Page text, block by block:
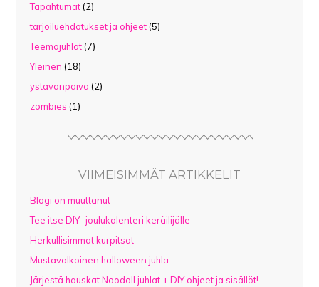
Tapahtumat (2)
tarjoiluehdotukset ja ohjeet (5)
Teemajuhlat (7)
Yleinen (18)
ystävänpäivä (2)
zombies (1)
VIIMEISIMMÄT ARTIKKELIT
Blogi on muuttanut
Tee itse DIY -joulukalenteri keräilijälle
Herkullisimmat kurpitsat
Mustavalkoinen halloween juhla.
Järjestä hauskat Noodoll juhlat + DIY ohjeet ja sisällöt!